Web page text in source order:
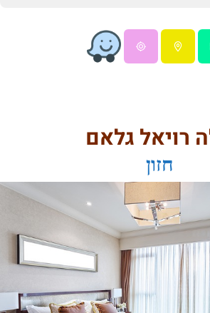
רויאל גלאם
חזון